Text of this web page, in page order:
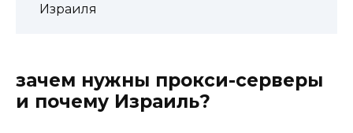
Израиля
зачем нужны прокси-серверы
и почему Израиль?